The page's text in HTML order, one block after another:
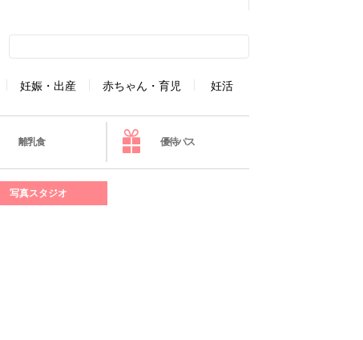
妊娠・出産 赤ちゃん・育児 妊活
離乳食 優待パス
写真スタジオ